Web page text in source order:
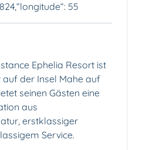
55
Ephelia Resort ist
auf der Insel Mahe auf
seinen Gästen eine
aus
erstklassiger
Service.